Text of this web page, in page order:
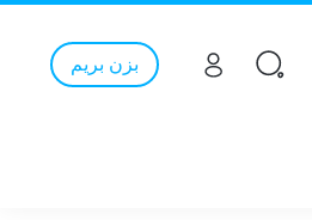
بزن بریم